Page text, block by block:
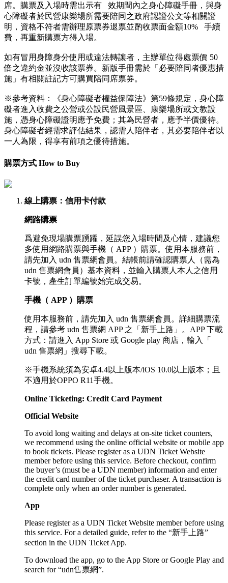
席。購票及入場時需出示有 效期間內之身心障礙手冊，與身
心障礙者於民營康樂場所需要陪同之政府認證公文等相關證
明，資格不符者需辦理原票券退票並酌收票面金額10% 手續
費，再重新購票方得入場。
如有冒用身障身分使用或違法轉讓者，主辦單位得處票價 50
倍之違約金並沒收該票券。新版手冊需於「必要陪同者優惠措
施」有相關註記方可購買陪同席票券。
※參考資料：
《身心障礙者權益保障法》第59條規定，身心障
礙者進入收費之公營或公設民營風景區、康樂場所或文教設
施，憑身心障礙證明應予免費；其為民營者，應予半價優待。
身心障礙者經需求評估結果，認需人陪伴者，其必要陪伴者以
一人為限，得享有前項之優待措施。
購票方式 How to Buy
線上購票 ：信用卡付款
網路購票
爲避免現場購票踴躍，延誤您入場時間及心情，建議您
多使用網路購票與手機（ APP ）購票。使用本服務前，
請先加入 udn 售票網會員。結帳前請確認購票人（需為
udn 售票網會員）基本資料，並輸入購票人本人之信用
卡號，產生訂單編號始完成交易。
手機（ APP ）購票
使用本服務前，請先加入 udn 售票網會員。詳細購票流
程，請參考 udn 售票網 APP 之「新手上路」。APP 下載
方式：請進入 App Store 或 Google play 商店，輸入「
udn 售票網」搜尋下載。
※手機系統須為安卓4.4以上版本/iOS 10.0以上版本；且
不適用於OPPO R11手機。
Online Ticketing: Credit Card Payment
Official Website
To avoid long waiting and delays at on-site ticket counters,
we recommend using the online official website or mobile app
to book tickets. Please register as a UDN Ticket Website
member before using this service. Before checkout, confirm
the buyer’s (must be a UDN member) information and enter
the credit card number of the ticket purchaser. A transaction is
complete only when an order number is generated.
App
Please register as a UDN Ticket Website member before using
this service. For a detailed guide, refer to the “新手上路”
section in the UDN Ticket App.
To download the app, go to the App Store or Google Play and
search for “udn售票網”.